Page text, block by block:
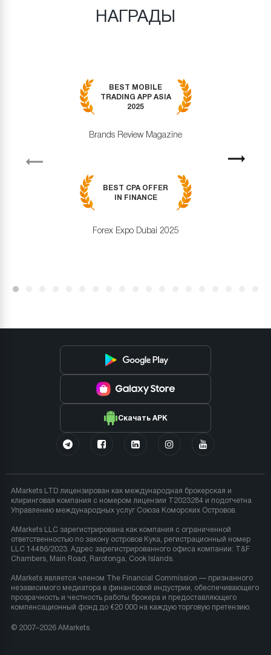
НАГРАДЫ
BEST MOBILE
TRADING APP ASIA
2025
Brands Review Magazine
BEST CPA OFFER
IN FINANCE
Forex Expo Dubai 2025
Next
Скачать APK
AMarkets LTD лицензирован как международная брокерская и
клиринговая компания с номером лицензии T2023284 и подотчетна
Управлению международных услуг Союза Коморских Островов.
AMarkets LLC зарегистрирована как компания с ограниченной
ответственностью по закону островов Кука, регистрационный номер
LLC 14486/2023. Адрес зарегистрированного офиса компании: T&F
Chambers, Main Road, Rarotonga, Cook Islands.
AMarkets является членом The Financial Commission — признанного
независимого медиатора в финансовой индустрии, обеспечивающего
прозрачность и честность работы брокера и предоставляющего
компенсационный фонд до €20 000 на каждую торговую претензию.
© 2007–2026 AMarkets